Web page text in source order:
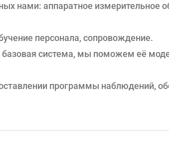
нами: аппаратное измерительное
персонала, сопровождение.
система, мы поможем её
программы наблюдений,